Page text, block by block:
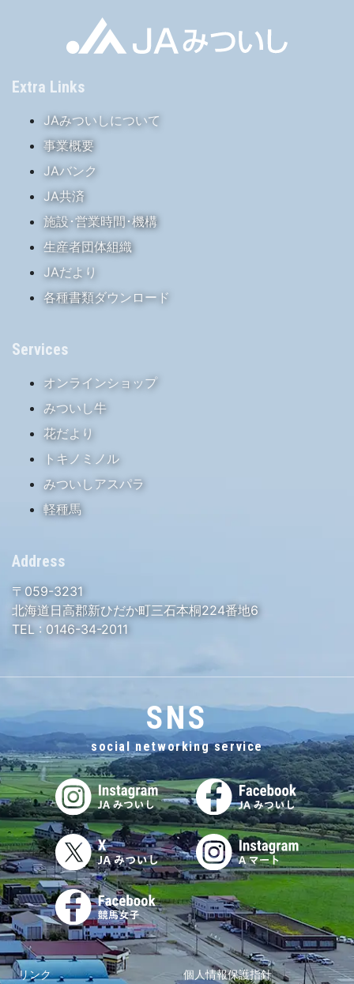
Extra Links
JAみついしについて
事業概要
JAバンク
JA共済
施設･営業時間･機構
生産者団体組織
JAだより
各種書類ダウンロード
Services
オンラインショップ
みついし牛
花だより
トキノミノル
みついしアスパラ
軽種馬
Address
〒059-3231
北海道日高郡新ひだか町三石本桐224番地6
TEL : 0146-34-2011
SNS
social networking service
リンク 個人情報保護指針